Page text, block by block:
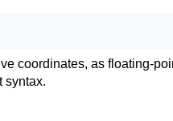
coordinates, as floating-
syntax.